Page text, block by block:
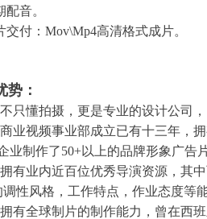
配音。
交付：Mov\Mp4高清格式成片。
势：
只懂拍摄，更是专业的设计公司
业视频事业部成立已有十三年，
业制作了50+以上的品牌形象广告
有业内近百位优秀导演资源，其
性风格，工作特点，作业态度等
有全球制片的制作能力，曾在西